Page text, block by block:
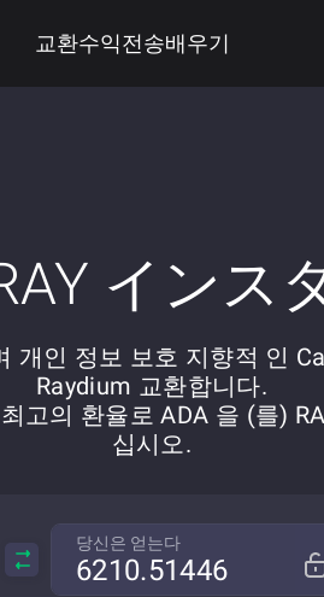
교환수익전송배우기
インス
개인 정보 보호 지향적 인
Raydium 교환합니다.
고의 환율로 ADA 을 (를)
십시오.
당신은 얻는다